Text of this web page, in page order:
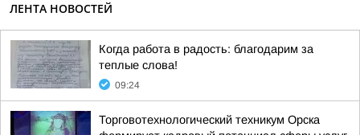
ЛЕНТА НОВОСТЕЙ
Когда работа в радость: благодарим за
теплые слова!
09:24
Торговотехнологический техникум Орска